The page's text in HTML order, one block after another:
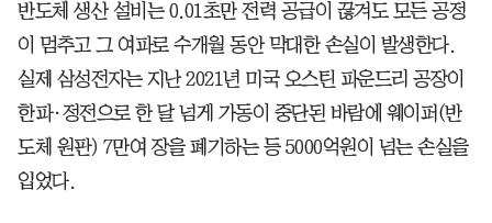
반도체 생산 설비는 0.01초만 전력 공급이 끊겨도 모든 공정
이 멈추고 그 여파로 수개월 동안 막대한 손실이 발생한다.
실제 삼성전자는 지난 2021년 미국 오스틴 파운드리 공장이
한파·정전으로 한 달 넘게 가동이 중단된 바람에 웨이퍼(반
도체 원판) 7만여 장을 폐기하는 등 5000억원이 넘는 손실을
입었다.